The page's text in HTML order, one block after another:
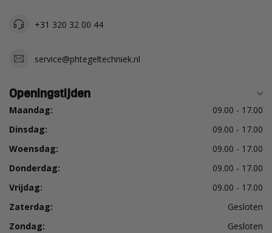
+31 320 32 00 44
service@phtegeltechniek.nl
Openingstijden
Maandag:
09.00 - 17.00
Dinsdag:
09.00 - 17.00
Woensdag:
09.00 - 17.00
Donderdag:
09.00 - 17.00
Vrijdag:
09.00 - 17.00
Zaterdag:
Gesloten
Zondag:
Gesloten